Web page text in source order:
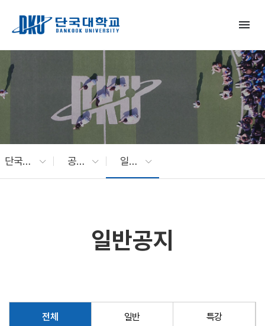
menu
단국대 소식 공지사항 일반공지
일반공지
전체 일반 특강